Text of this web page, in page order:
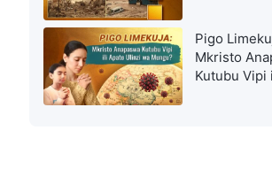
Pigo
Mkristo
Kutubu Vipi